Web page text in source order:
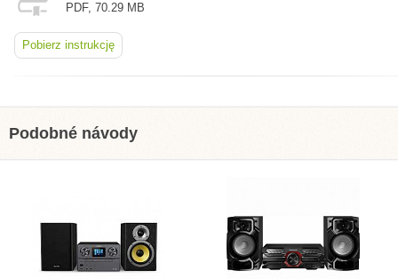
PDF, 70.29 MB
Pobierz instrukcję
Podobné návody